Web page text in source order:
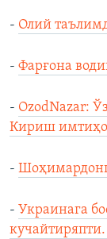
- Олий
- Фарғона
- OzodNazar:
Кириш
-
- Украинага
кучайтиряпти.